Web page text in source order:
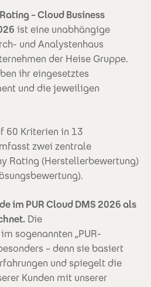
– Cloud Business
ist eine unabhängige
und Analystenhaus
der Heise Gruppe.
ihr eingesetztes
und die jeweiligen
60 Kriterien in 13
zwei zentrale
Rating (Herstellerbewertung)
im PUR Cloud DMS 2026 als
Die
sogenannten „PUR-
– denn sie basiert
und spiegelt die
Kunden mit unserer